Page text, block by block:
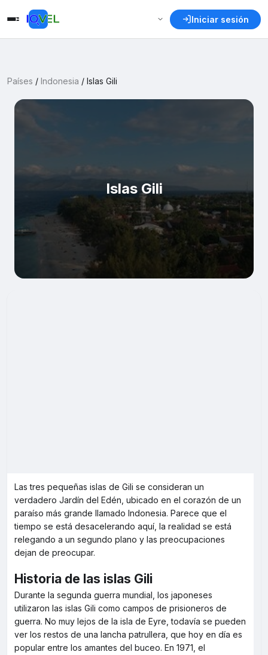
Iniciar sesión
Países / Indonesia / Islas Gili
Islas Gili
Las tres pequeñas islas de Gili se consideran un
verdadero Jardín del Edén, ubicado en el corazón de un
paraíso más grande llamado Indonesia. Parece que el
tiempo se está desacelerando aquí, la realidad se está
relegando a un segundo plano y las preocupaciones
dejan de preocupar.
Historia de las islas Gili
Durante la segunda guerra mundial, los japoneses
utilizaron las islas Gili como campos de prisioneros de
guerra. No muy lejos de la isla de Eyre, todavía se pueden
ver los restos de una lancha patrullera, que hoy en día es
popular entre los amantes del buceo. En 1971, el